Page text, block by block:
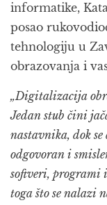
informatike,
posao
tehnologiju u
obrazovanja i
„Digitalizacija
Jedan stub čini
nastavnika, dok
odgovoran i
softveri, programi
toga što se nalazi